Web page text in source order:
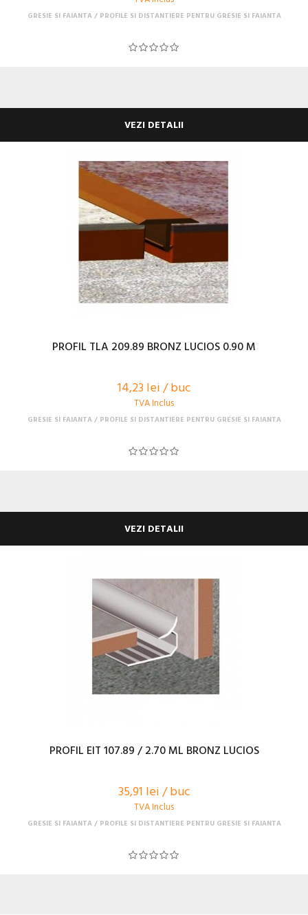
GRESIE SI FAIANTA PROFILE SI DISTANTIERE PENTRU GRESIE SI FAIANTA
VEZI DETALII
PROFIL TLA 209.89 BRONZ LUCIOS 0.90 M
14,23 lei / buc
TVA Inclus
GRESIE SI FAIANTA PROFILE SI DISTANTIERE PENTRU GRESIE SI FAIANTA
VEZI DETALII
PROFIL EIT 107.89 / 2.70 ML BRONZ LUCIOS
35,91 lei / buc
TVA Inclus
GRESIE SI FAIANTA PROFILE SI DISTANTIERE PENTRU GRESIE SI FAIANTA